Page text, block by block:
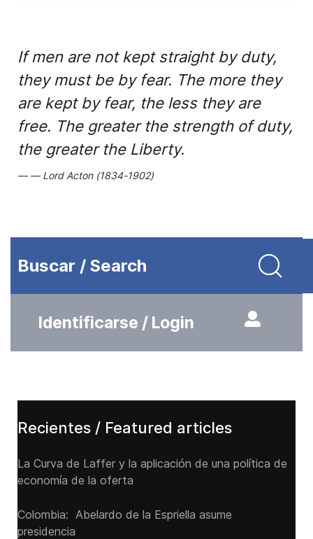
If men are not kept straight by duty,
they must be by fear. The more they
are kept by fear, the less they are
free. The greater the strength of duty,
the greater the Liberty.
Lord Acton (1834-1902)
Buscar / Search
Identificarse / Login
Recientes / Featured articles
La Curva de Laffer y la aplicación de una política de
economía de la oferta
Colombia: Abelardo de la Espriella asume
presidencia